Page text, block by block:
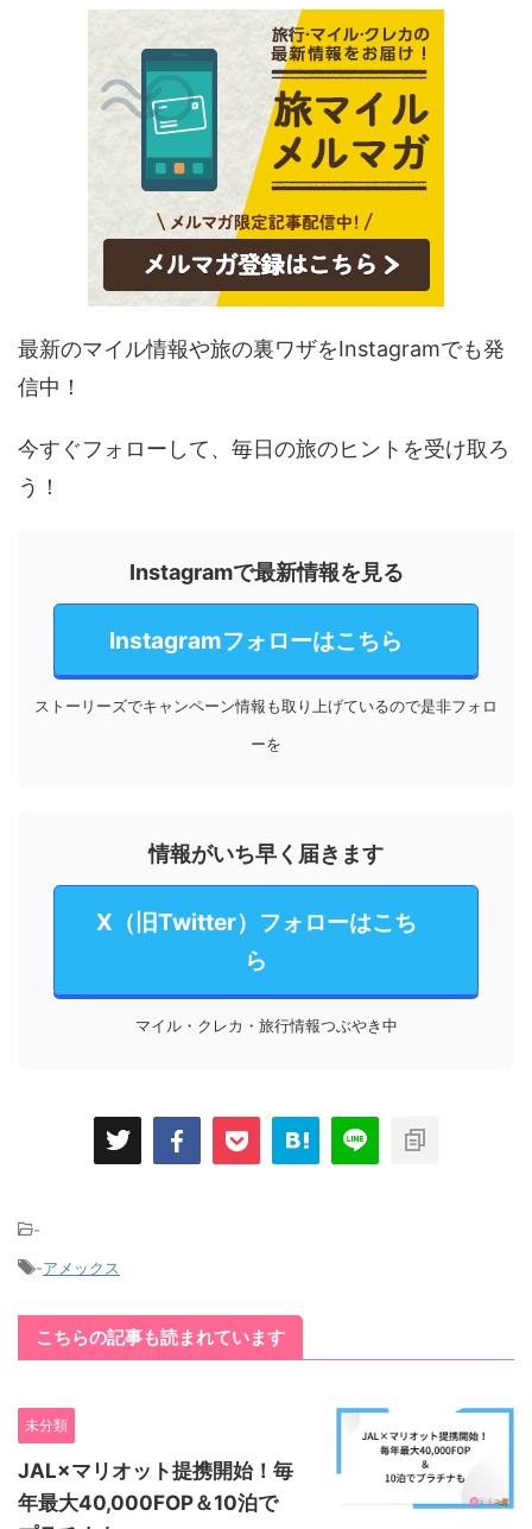
最新のマイル情報や旅の裏ワザをInstagramでも発
信中！
今すぐフォローして、毎日の旅のヒントを受け取ろ
う！
Instagramで最新情報を見る
Instagramフォローはこちら
ストーリーズでキャンペーン情報も取り上げているので是非フォロ
ーを
情報がいち早く届きます
X（旧Twitter）フォローはこち
ら
マイル・クレカ・旅行情報つぶやき中
-
-アメックス
こちらの記事も読まれています
未分類
JAL×マリオット提携開始！毎
年最大40,000FOP＆10泊で